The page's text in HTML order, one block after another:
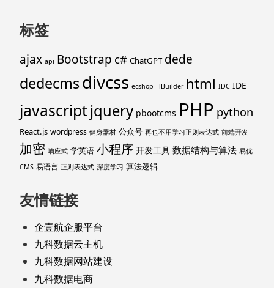
标签
ajax api Bootstrap c# ChatGPT dede
dedecmsdivcss ecshop HBuilder html IDC IDE
javascriptjquery pbootcms PHP python
React.js wordpress 健身器材 公众号 再也不用学习正则表达式 前端开发
加密 响应式 学英语 小程序 开发工具 数据结构与算法 易优
CMS 易语言 正则表达式 深度学习 算法逻辑
友情链接
企壹航企服平台
九科数据云主机
九科数据网站建设
九科数据电商